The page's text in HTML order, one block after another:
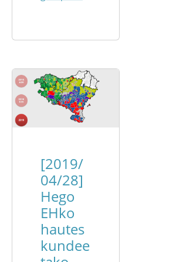
[2019/
04/28]
Hego
EHko
hautes
kundee